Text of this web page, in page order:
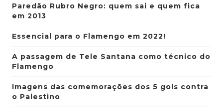
Paredão Rubro Negro: quem sai e quem fica
em 2013
Essencial para o Flamengo em 2022!
A passagem de Tele Santana como técnico do
Flamengo
Imagens das comemorações dos 5 gols contra
o Palestino